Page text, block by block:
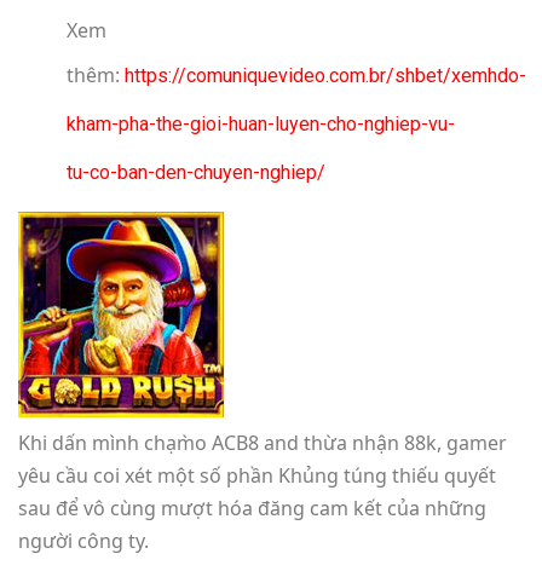
Xem
thêm: https://comuniquevideo.com.br/shbet/xemhdo-
kham-pha-the-gioi-huan-luyen-cho-nghiep-vu-
tu-co-ban-den-chuyen-nghiep/
Khi dấn mình chạm̀o ACB8 and thừa nhận 88k, gamer
yêu cầu coi xét một số phần Khủng túng thiếu quyết
sau để vô cùng mượt hóa đăng cam kết của những
người công ty.